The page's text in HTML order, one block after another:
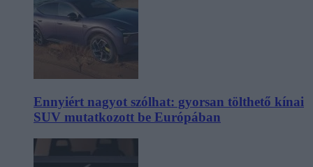
Ennyiért nagyot szólhat: gyorsan tölthető kínai
SUV mutatkozott be Európában